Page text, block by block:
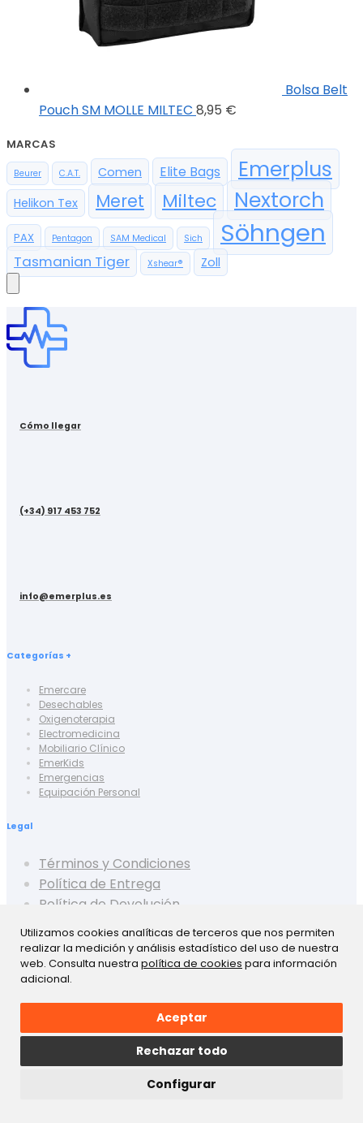
Utilizamos cookies analíticas de terceros que nos permiten
realizar la medición y análisis estadístico del uso de nuestra
web. Consulta nuestra política de cookies para información
adicional.
Aceptar
Rechazar todo
Configurar
Bolsa Belt
Pouch SM MOLLE MILTEC 8,95 €
MARCAS
Beurer C.A.T. Comen Elite Bags Emerplus
Helikon Tex Meret Miltec Nextorch
PAX Pentagon SAM Medical Sich Söhngen
Tasmanian Tiger Xshear® Zoll
Cómo llegar
(+34) 917 453 752
info@emerplus.es
Categorías +
Emercare
Desechables
Oxigenoterapia
Electromedicina
Mobiliario Clínico
EmerKids
Emergencias
Equipación Personal
Legal
Términos y Condiciones
Política de Entrega
Política de Devolución
Privacidad
Aviso Legal
Cookies
Tu Emerplus
Mi Cuenta